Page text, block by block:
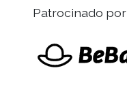
Patrocinado por